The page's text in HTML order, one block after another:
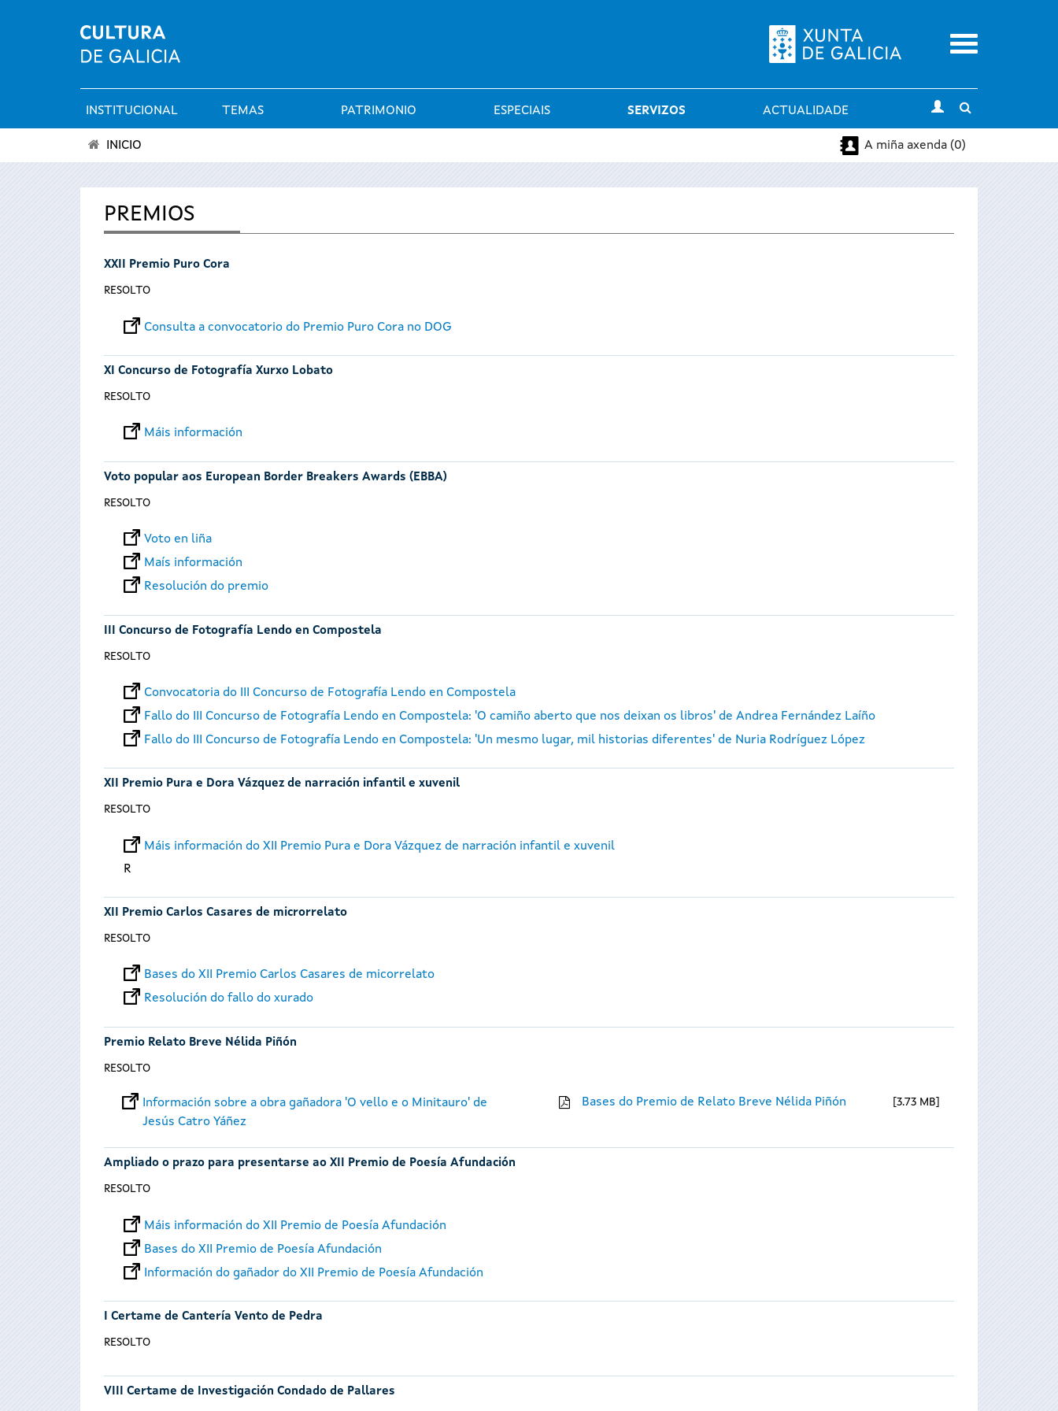
Menu
Menú
principal
INSTITUCIONAL TEMAS PATRIMONIO ESPECIAIS SERVIZOS ACTUALIDADE
search
está
INICIO A miña axenda (0)
PREMIOS
XXII Premio Puro Cora
RESOLTO
Consulta a convocatorio do Premio Puro Cora no DOG
XI Concurso de Fotografía Xurxo Lobato
RESOLTO
Máis información
Voto popular aos European Border Breakers Awards (EBBA)
RESOLTO
Voto en liña
Maís información
Resolución do premio
III Concurso de Fotografía Lendo en Compostela
RESOLTO
Convocatoria do III Concurso de Fotografía Lendo en Compostela
Fallo do III Concurso de Fotografía Lendo en Compostela: 'O camiño aberto que nos deixan os libros' de Andrea Fernández Laíño
Fallo do III Concurso de Fotografía Lendo en Compostela: 'Un mesmo lugar, mil historias diferentes' de Nuria Rodríguez López
XII Premio Pura e Dora Vázquez de narración infantil e xuvenil
RESOLTO
Máis información do XII Premio Pura e Dora Vázquez de narración infantil e xuvenil
R
XII Premio Carlos Casares de microrrelato
RESOLTO
Bases do XII Premio Carlos Casares de micorrelato
Resolución do fallo do xurado
Premio Relato Breve Nélida Piñón
RESOLTO
Información sobre a obra gañadora 'O vello e o Minitauro' de
Jesús Catro Yáñez
Bases do Premio de Relato Breve Nélida Piñón 3.73 MB
Ampliado o prazo para presentarse ao XII Premio de Poesía Afundación
RESOLTO
Máis información do XII Premio de Poesía Afundación
Bases do XII Premio de Poesía Afundación
Información do gañador do XII Premio de Poesía Afundación
I Certame de Cantería Vento de Pedra
RESOLTO
VIII Certame de Investigación Condado de Pallares